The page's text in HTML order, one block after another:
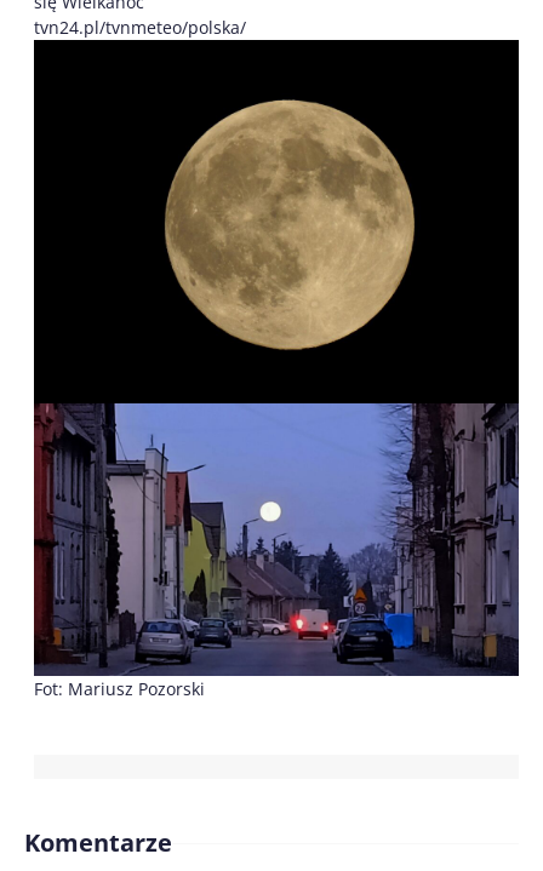
tvn24.pl/tvnmeteo/polska/
Fot: Mariusz Pozorski
Komentarze